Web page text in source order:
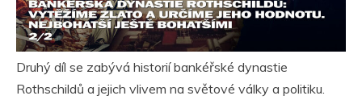
Druhý díl se zabývá historií bankéřské dynastie
Rothschildů a jejich vlivem na světové války a politiku.